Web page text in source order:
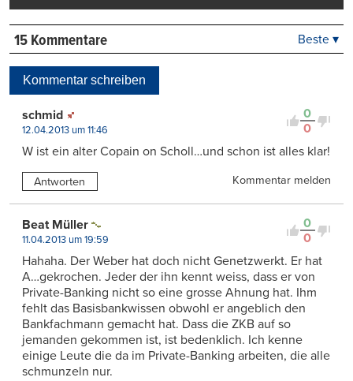
15 Kommentare Beste ▾
Kommentar schreiben
0
0
schmid
12.04.2013 um 11:46
W ist ein alter Copain on Scholl…und schon ist alles klar!
Antworten Kommentar melden
0
0
Beat Müller
11.04.2013 um 19:59
Hahaha. Der Weber hat doch nicht Genetzwerkt. Er hat
A…gekrochen. Jeder der ihn kennt weiss, dass er von
Private-Banking nicht so eine grosse Ahnung hat. Ihm
fehlt das Basisbankwissen obwohl er angeblich den
Bankfachmann gemacht hat. Dass die ZKB auf so
jemanden gekommen ist, ist bedenklich. Ich kenne
einige Leute die da im Private-Banking arbeiten, die alle
schmunzeln nur.